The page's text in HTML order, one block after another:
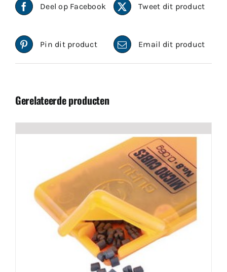
Deel op Facebook Tweet dit product
Pin dit product Email dit product
Gerelateerde producten